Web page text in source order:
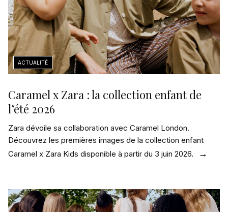
Caramel x Zara : la collection enfant de
l’été 2026
Zara dévoile sa collaboration avec Caramel London.
Découvrez les premières images de la collection enfant
Caramel x Zara Kids disponible à partir du 3 juin 2026.